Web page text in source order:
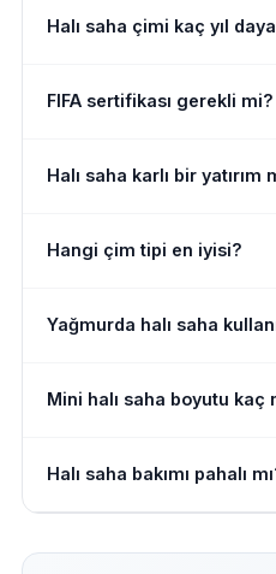
Halı saha çimi kaç yıl
FIFA sertifikası gerekli mi?
Halı saha karlı bir yatırım
Hangi çim tipi en iyisi?
Yağmurda halı saha
Mini halı saha boyutu kaç
Halı saha bakımı pahalı